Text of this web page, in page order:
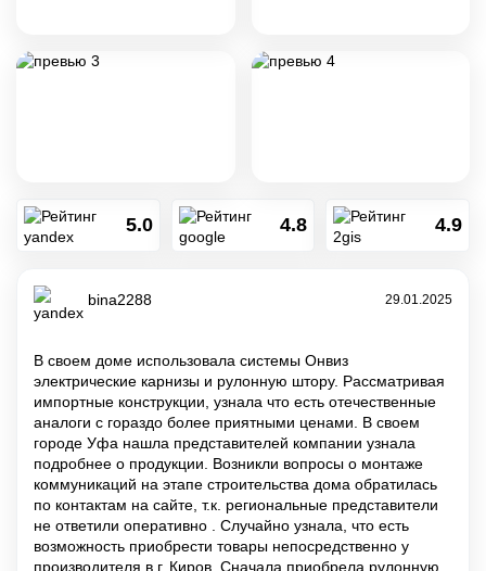
5.0 4.8 4.9
bina2288 29.01.2025
В своем доме использовала системы Онвиз
электрические карнизы и рулонную штору. Рассматривая
импортные конструкции, узнала что есть отечественные
аналоги с гораздо более приятными ценами. В своем
городе Уфа нашла представителей компании узнала
подробнее о продукции. Возникли вопросы о монтаже
коммуникаций на этапе строительства дома обратилась
по контактам на сайте, т.к. региональные представители
не ответили оперативно . Случайно узнала, что есть
возможность приобрести товары непосредственно у
производителя в г. Киров. Сначала приобрела рулонную